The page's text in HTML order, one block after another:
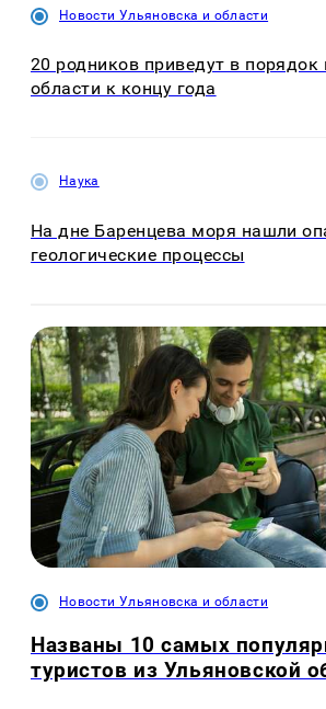
Новости Ульяновска и области
20 родников приведут в порядок
области к концу года
Наука
На дне Баренцева моря нашли
геологические процессы
Новости Ульяновска и области
Названы 10 самых
туристов из Ульяновской